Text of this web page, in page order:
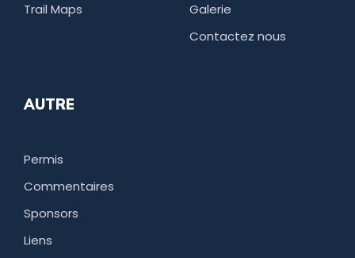
Trail Maps
Galerie
Contactez nous
AUTRE
Permis
Commentaires
Sponsors
Liens